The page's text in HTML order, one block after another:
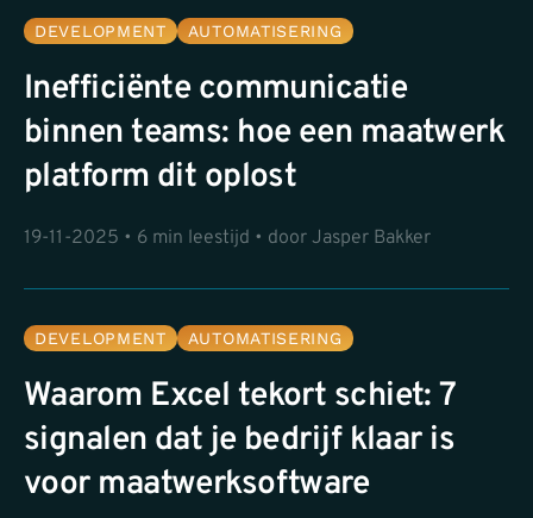
DEVELOPMENT AUTOMATISERING
Inefficiënte communicatie
binnen teams: hoe een maatwerk
platform dit oplost
19-11-2025 • 6 min leestijd • door Jasper Bakker
DEVELOPMENT AUTOMATISERING
Waarom Excel tekort schiet: 7
signalen dat je bedrijf klaar is
voor maatwerksoftware